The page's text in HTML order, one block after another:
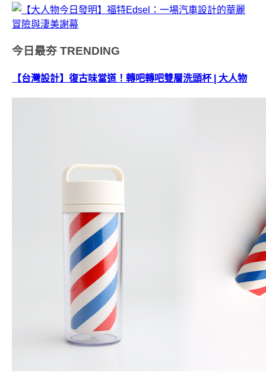
今日最夯 TRENDING
【台灣設計】復古味當道！轉吧轉吧雙層洗頭杯 | 大人物